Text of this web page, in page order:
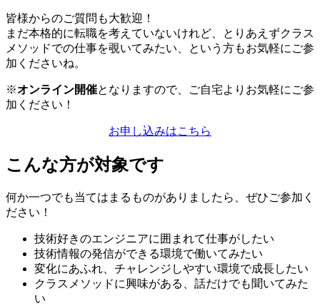
皆様からのご質問も大歓迎！
まだ本格的に転職を考えていないけれど、とりあえずクラス
メソッドでの仕事を覗いてみたい、という方もお気軽にご参
加くださいね。
※オンライン開催となりますので、ご自宅よりお気軽にご参
加ください！
お申し込みはこちら
こんな方が対象です
何か一つでも当てはまるものがありましたら、ぜひご参加く
ださい！
技術好きのエンジニアに囲まれて仕事がしたい
技術情報の発信ができる環境で働いてみたい
変化にあふれ、チャレンジしやすい環境で成長したい
クラスメソッドに興味がある、話だけでも聞いてみた
い